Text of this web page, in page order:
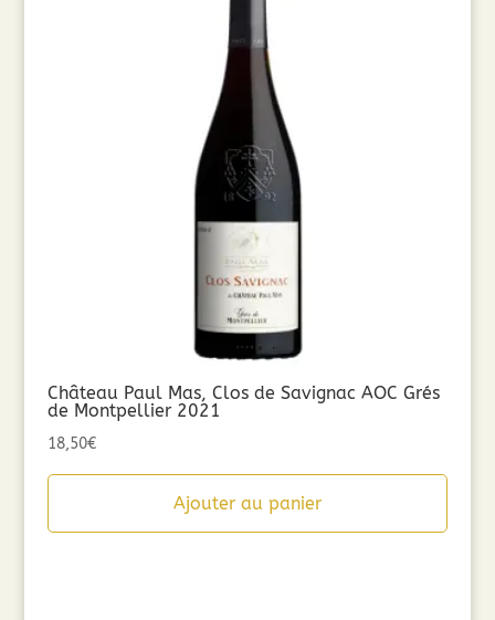
Château Paul Mas, Clos de Savignac AOC Grés
de Montpellier 2021
18,50€
Ajouter au panier